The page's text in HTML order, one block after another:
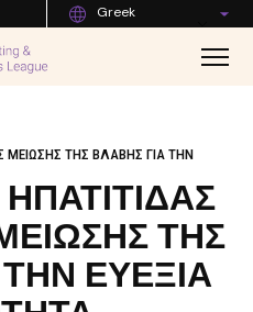
Greek
ΜΕΊΩΣΗΣ ΤΗΣ ΒΛΆΒΗΣ ΓΙΑ ΤΗΝ
ΤΗΣ
ΕΥΕΞΊΑ